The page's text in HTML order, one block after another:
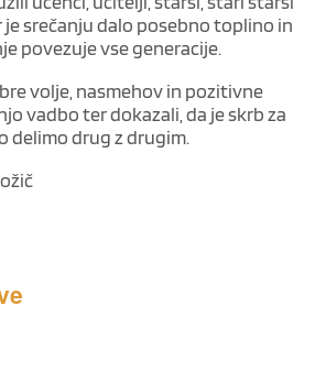
je srečanju dalo posebno toplino in
povezuje vse generacije.
volje, nasmehov in pozitivne
vadbo ter dokazali, da je skrb za
delimo drug z drugim.